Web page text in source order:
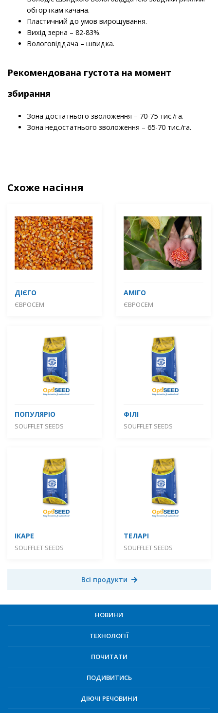
обгорткам качана.
Пластичний до умов вирощування.
Вихід зерна – 82-83%.
Вологовіддача – швидка.
Рекомендована густота на момент
збирання
Зона достатнього зволоження – 70-75 тис./га.
Зона недостатнього зволоження – 65-70 тис./га.
Схоже насіння
ДІЄГО
ЄВРОСЕМ
АМІГО
ЄВРОСЕМ
ПОПУЛЯРІО
SOUFFLET SEEDS
ФІЛІ
SOUFFLET SEEDS
ІКАРЕ
SOUFFLET SEEDS
ТЕЛАРІ
SOUFFLET SEEDS
Всі продукти
НОВИНИ
ТЕХНОЛОГІЇ
ПОЧИТАТИ
ПОДИВИТИСЬ
ДІЮЧІ РЕЧОВИНИ